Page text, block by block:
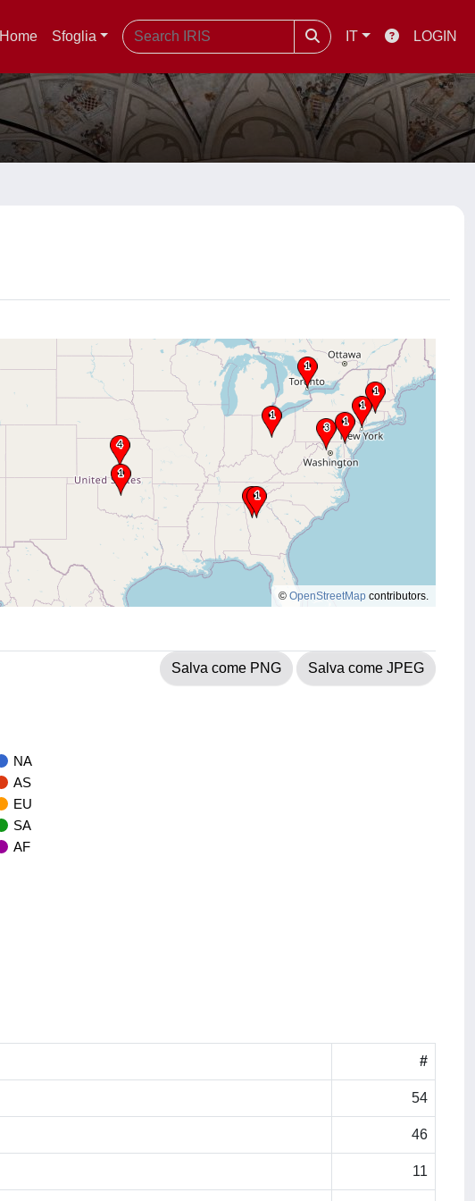
Home Sfoglia IT LOGIN
© OpenStreetMap contributors.
Salva come PNG Salva come JPEG
NA
AS
EU
SA
AF
#
54
46
11